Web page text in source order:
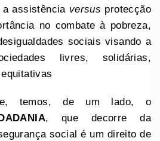
a assistência versus protecção
no combate à pobreza,
sociais visando a
livres, solidárias,
temos, de um lado, o
, que decorre da
social é um direito de